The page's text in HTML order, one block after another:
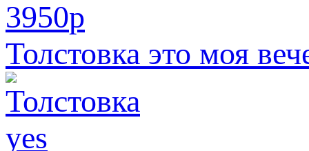
3950p
Толстовка это моя